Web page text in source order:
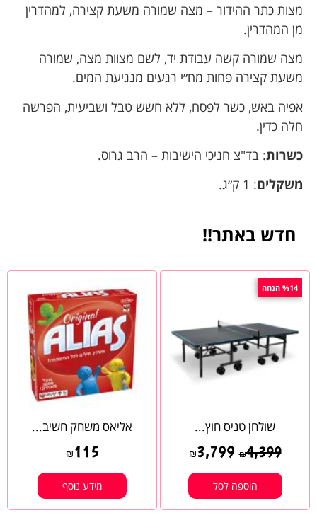
מצות כתר ההידור – מצה שמורה משעת קצירה, למהדרין
מן המהדרין.
מצה שמורה קשה עבודת יד, לשם מצוות מצה, שמורה
משעת קצירה פחות מח״י רגעים מנגיעת המים.
אפיה באש, כשר לפסח, ללא חשש טבל ושביעית, הפרשה
חלה כדין.
כשרות: בד"צ חניכי הישיבות – הרב גרוס.
משקלים: 1 ק״ג.
חדש באתר!!
%14 הנחה
שולחן טניס חוץ...
₪4,399
₪3,799
הוספה לסל
אליאס משחק חשיב...
₪ 115
מידע נוסף